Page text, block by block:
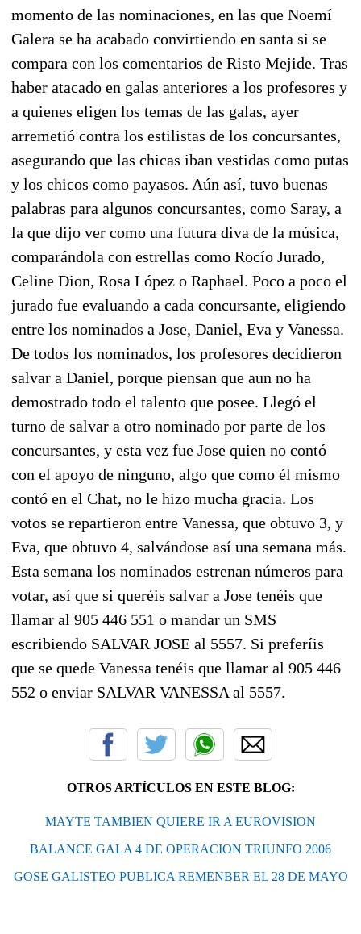
momento de las nominaciones, en las que Noemí
Galera se ha acabado convirtiendo en santa si se
compara con los comentarios de Risto Mejide. Tras
haber atacado en galas anteriores a los profesores y
a quienes eligen los temas de las galas, ayer
arremetió contra los estilistas de los concursantes,
asegurando que las chicas iban vestidas como putas
y los chicos como payasos. Aún así, tuvo buenas
palabras para algunos concursantes, como Saray, a
la que dijo ver como una futura diva de la música,
comparándola con estrellas como Rocío Jurado,
Celine Dion, Rosa López o Raphael. Poco a poco el
jurado fue evaluando a cada concursante, eligiendo
entre los nominados a Jose, Daniel, Eva y Vanessa.
De todos los nominados, los profesores decidieron
salvar a Daniel, porque piensan que aun no ha
demostrado todo el talento que posee. Llegó el
turno de salvar a otro nominado por parte de los
concursantes, y esta vez fue Jose quien no contó
con el apoyo de ninguno, algo que como él mismo
contó en el Chat, no le hizo mucha gracia. Los
votos se repartieron entre Vanessa, que obtuvo 3, y
Eva, que obtuvo 4, salvándose así una semana más.
Esta semana los nominados estrenan números para
votar, así que si queréis salvar a Jose tenéis que
llamar al 905 446 551 o mandar un SMS
escribiendo SALVAR JOSE al 5557. Si preferíis
que se quede Vanessa tenéis que llamar al 905 446
552 o enviar SALVAR VANESSA al 5557.
OTROS ARTÍCULOS EN ESTE BLOG:
MAYTE TAMBIEN QUIERE IR A EUROVISION
BALANCE GALA 4 DE OPERACION TRIUNFO 2006
GOSE GALISTEO PUBLICA REMENBER EL 28 DE MAYO